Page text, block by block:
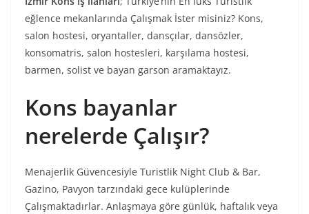
eğlence mekanlarında Çalışmak İster misiniz? Kons,
salon hostesi, oryantaller, dansçılar, dansözler,
konsomatris, salon hostesleri, karşılama hostesi,
barmen, solist ve bayan garson aramaktayız.
Kons bayanlar
nerelerde Çalışır?
Menajerlik Güvencesiyle Turistlik Night Club & Bar,
Gazino, Pavyon tarzındaki gece kulüplerinde
Çalışmaktadırlar. Anlaşmaya göre günlük, haftalık veya